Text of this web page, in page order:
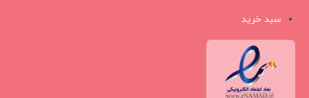
سبد خرید